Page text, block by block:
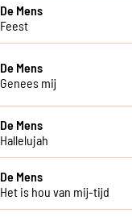
De Mens
Feest
De Mens
Genees mij
De Mens
Hallelujah
De Mens
Het is hou van mij-tijd